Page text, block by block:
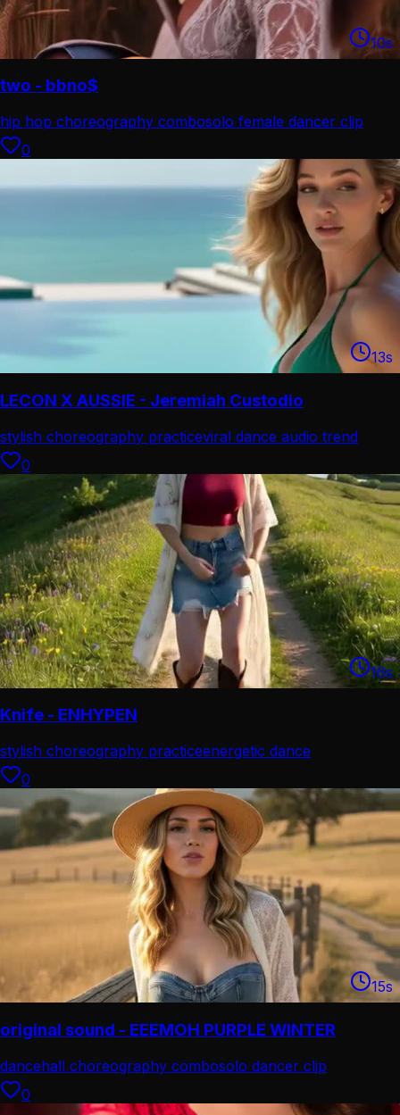
10s
two - bbno$
hip hop choreography combosolo female dancer clip
0
13s
LECON X AUSSIE - Jeremiah Custodio
stylish choreography practiceviral dance audio trend
0
16s
Knife - ENHYPEN
stylish choreography practiceenergetic dance
performance
0
15s
original sound - EEEMOH PURPLE WINTER
dancehall choreography combosolo dancer clip
0